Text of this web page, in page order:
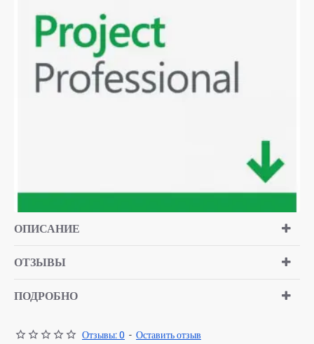
ТОП БРЕНД
ТОЛЬКО ОНЛАЙН
ОПИСАНИЕ
ОТЗЫВЫ
ПОДРОБНО
Отзывы: 0 - Оставить отзыв